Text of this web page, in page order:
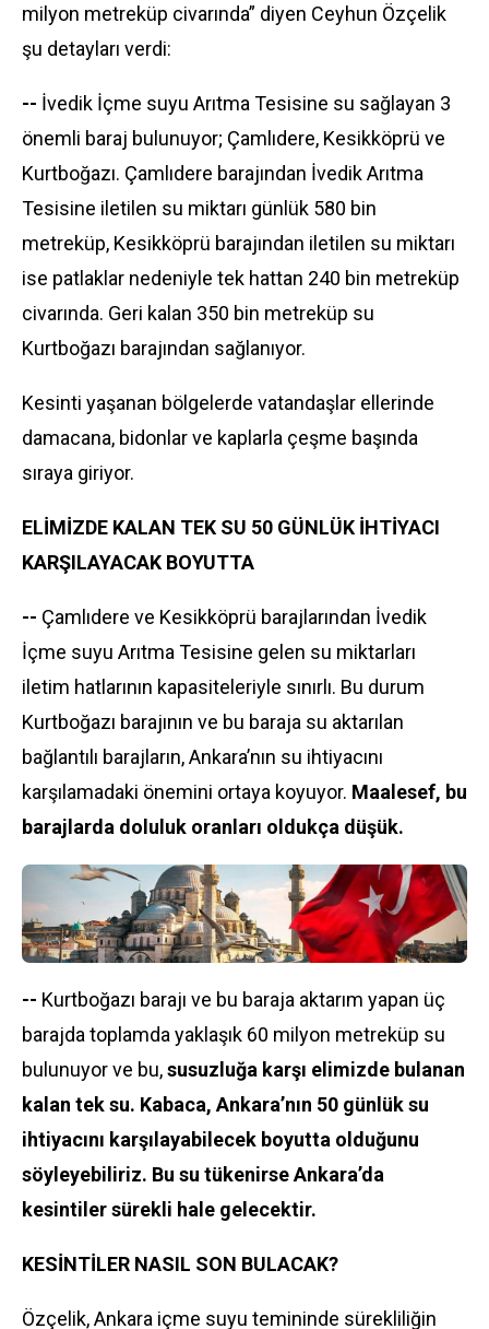
milyon metreküp civarında” diyen Ceyhun Özçelik
şu detayları verdi:
-- İvedik İçme suyu Arıtma Tesisine su sağlayan 3
önemli baraj bulunuyor; Çamlıdere, Kesikköprü ve
Kurtboğazı. Çamlıdere barajından İvedik Arıtma
Tesisine iletilen su miktarı günlük 580 bin
metreküp, Kesikköprü barajından iletilen su miktarı
ise patlaklar nedeniyle tek hattan 240 bin metreküp
civarında. Geri kalan 350 bin metreküp su
Kurtboğazı barajından sağlanıyor.
Kesinti yaşanan bölgelerde vatandaşlar ellerinde
damacana, bidonlar ve kaplarla çeşme başında
sıraya giriyor.
ELİMİZDE KALAN TEK SU 50 GÜNLÜK İHTİYACI
KARŞILAYACAK BOYUTTA
-- Çamlıdere ve Kesikköprü barajlarından İvedik
İçme suyu Arıtma Tesisine gelen su miktarları
iletim hatlarının kapasiteleriyle sınırlı. Bu durum
Kurtboğazı barajının ve bu baraja su aktarılan
bağlantılı barajların, Ankara’nın su ihtiyacını
karşılamadaki önemini ortaya koyuyor. Maalesef, bu
barajlarda doluluk oranları oldukça düşük.
-- Kurtboğazı barajı ve bu baraja aktarım yapan üç
barajda toplamda yaklaşık 60 milyon metreküp su
bulunuyor ve bu,susuzluğa karşı elimizde bulanan
kalan tek su. Kabaca, Ankara’nın 50 günlük su
ihtiyacını karşılayabilecek boyutta olduğunu
söyleyebiliriz. Bu su tükenirse Ankara’da
kesintiler sürekli hale gelecektir.
KESİNTİLER NASIL SON BULACAK?
Özçelik, Ankara içme suyu temininde sürekliliğin